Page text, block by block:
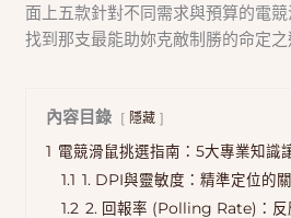
面上五款針對不同需求與預算的電
找到那支最能助妳克敵制勝的命定之
內容目錄 隱藏
1 電競滑鼠挑選指南：5大專業知識
1.1 1. DPI與靈敏度：精準定位的
1.2 2. 回報率 (Polling Rate)：反